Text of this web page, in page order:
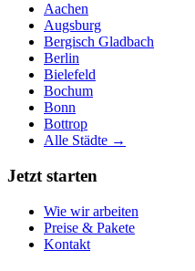
Aachen
Augsburg
Bergisch Gladbach
Berlin
Bielefeld
Bochum
Bonn
Bottrop
Alle Städte →
Jetzt starten
Wie wir arbeiten
Preise & Pakete
Kontakt